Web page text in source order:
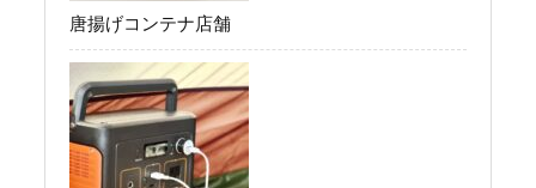
唐揚げコンテナ店舗